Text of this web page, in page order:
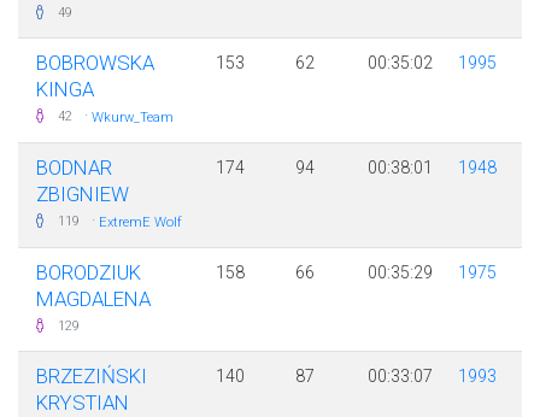
49
BOBROWSKA
KINGA
42 · Wkurw_Team
153 62 00:35:02 1995
BODNAR
ZBIGNIEW
119 · ExtremE Wolf
174 94 00:38:01 1948
BORODZIUK
MAGDALENA
129
158 66 00:35:29 1975
BRZEZIŃSKI
KRYSTIAN
140 87 00:33:07 1993